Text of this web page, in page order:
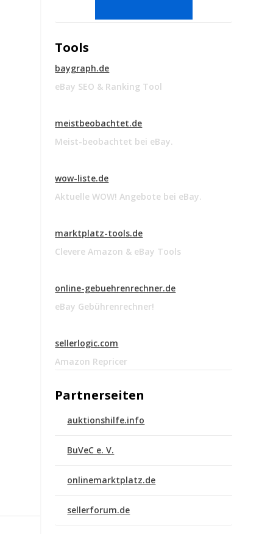
Tools
baygraph.de
eBay SEO & Ranking Tool
meistbeobachtet.de
Meist-beobachtet bei eBay.
wow-liste.de
Aktuelle WOW! Angebote bei eBay.
marktplatz-tools.de
Clevere Amazon & eBay Tools
online-gebuehrenrechner.de
eBay Gebührenrechner!
sellerlogic.com
Amazon Repricer
Partnerseiten
auktionshilfe.info
BuVeC e. V.
onlinemarktplatz.de
sellerforum.de